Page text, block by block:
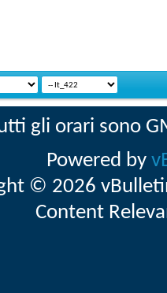
gli orari sono
Powered by
© 2026
Content